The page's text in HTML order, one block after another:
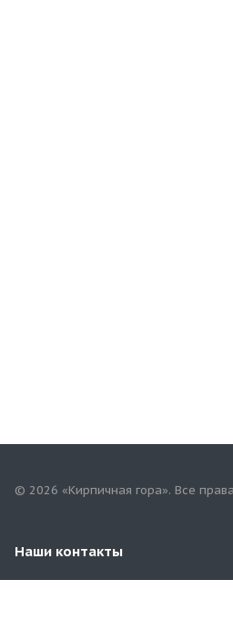
© 2026 «Кирпичная гора». Все
Наши контакты
8 (929) 969-57-54